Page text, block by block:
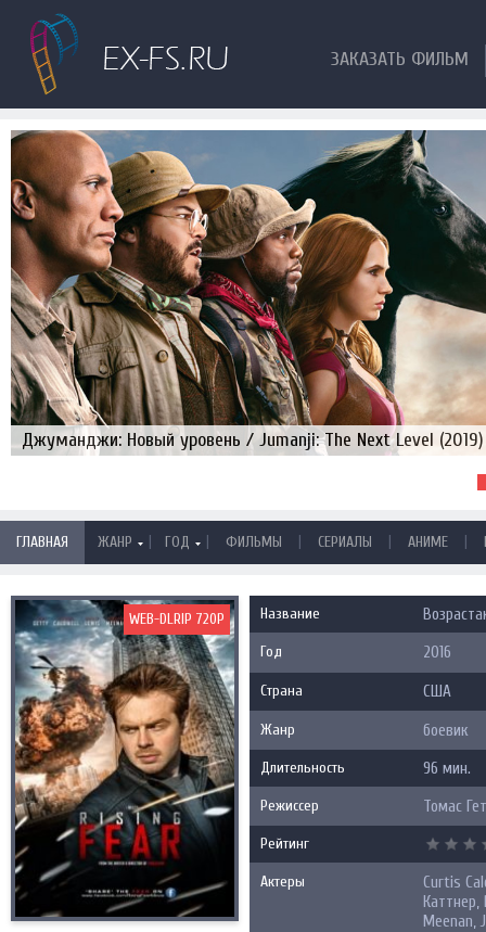
ЗАКАЗАТЬ ФИЛЬМ
Джуманджи: Новый уровень / Jumanji: The Next Level (2019)
ГЛАВНАЯ ЖАНР | ГОД | ФИЛЬМЫ | СЕРИАЛЫ | АНИМЕ |
WEB-DLRIP 720P Название
Год 2016
Страна США
Жанр боевик
Длительность 96 мин.
Режиссер Томас
Рейтинг
Актеры
Curtis
Каттнер,
Meenan,